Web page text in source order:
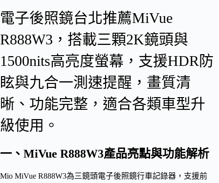
電子後照鏡台北推薦MiVue
R888W3，搭載三顆2K鏡頭與
1500nits高亮度螢幕，支援HDR防
眩與九合一測速提醒，畫質清
晰、功能完整，適合各類車型升
級使用。
一、MiVue R888W3產品亮點與功能解析
Mio MiVue R888W3為三鏡頭電子後照鏡行車記錄器，支援前